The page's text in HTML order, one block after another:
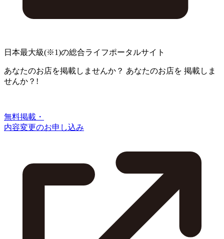
日本最大級(※1)の総合ライフポータルサイト
あなたのお店を掲載しませんか？ あなたのお店を 掲載しま
せんか？!
無料掲載・
内容変更のお申し込み